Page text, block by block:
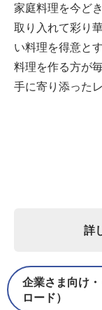
家庭料理を今ど
取り入れて彩り
い料理を得意とす
料理を作る方が
手に寄り添った
詳
企業さま向け
ロード）